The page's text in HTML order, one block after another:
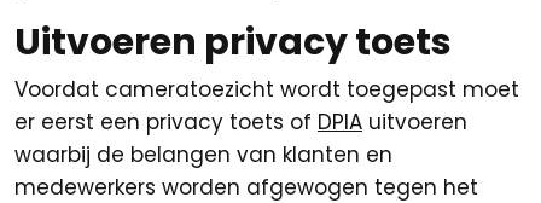
Uitvoeren privacy toets
Voordat cameratoezicht wordt toegepast moet
er eerst een privacy toets of DPIA uitvoeren
waarbij de belangen van klanten en
medewerkers worden afgewogen tegen het